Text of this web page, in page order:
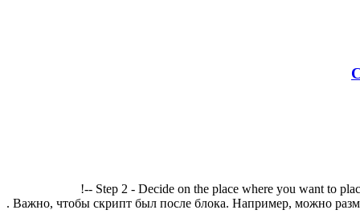
!-- Step 2 - Decide on the place where you want to
. Важно, чтобы скрипт был после блока. Например, можно